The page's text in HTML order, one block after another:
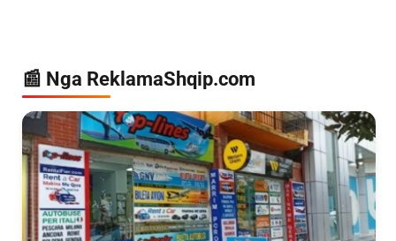
📰 Nga ReklamaShqip.com